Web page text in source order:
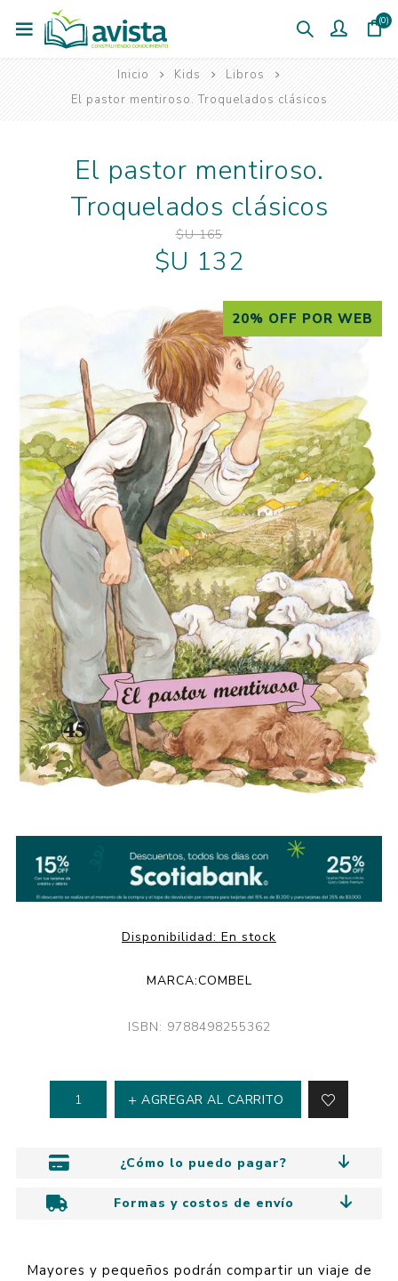
(0)
Inicio Kids
Libros
El pastor mentiroso. Troquelados clásicos
20% OFF POR WEB
El pastor mentiroso.
Troquelados clásicos
$U 165
$U 132
Disponibilidad: En stock
MARCA:COMBEL
ISBN: 9788498255362
AGREGAR AL CARRITO
¿Cómo lo puedo pagar?
Formas y costos de envío
Mayores y pequeños podrán compartir un viaje de